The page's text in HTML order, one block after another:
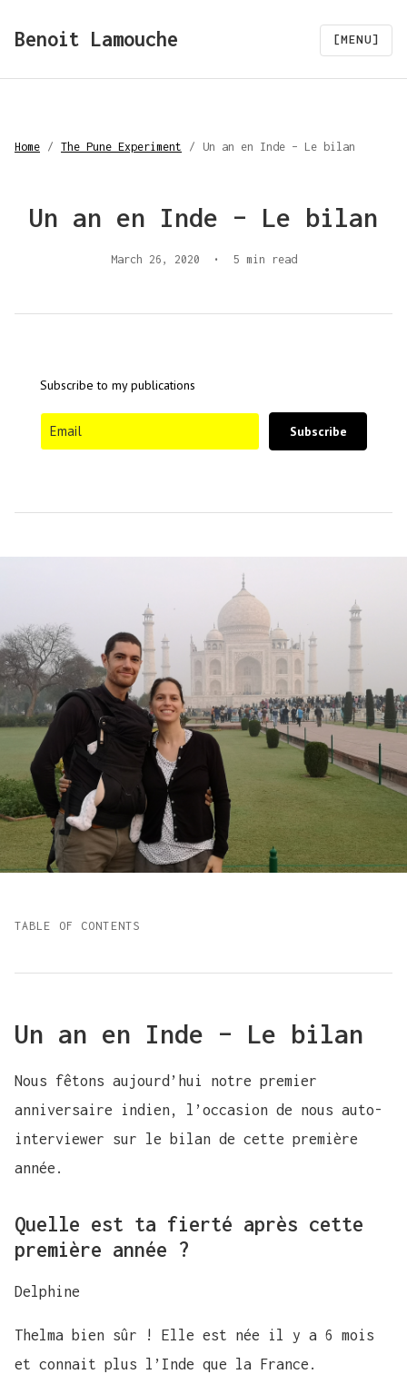
Benoit Lamouche [MENU]
Home / The Pune Experiment / Un an en Inde – Le bilan
Un an en Inde – Le bilan
March 26, 2020 • 5 min read
Subscribe to my publications
Subscribe
TABLE OF CONTENTS
Un an en Inde – Le bilan
Nous fêtons aujourd’hui notre premier
anniversaire indien, l’occasion de nous auto-
interviewer sur le bilan de cette première
année.
Quelle est ta fierté après cette
première année ?
Delphine
Thelma bien sûr ! Elle est née il y a 6 mois
et connait plus l’Inde que la France.